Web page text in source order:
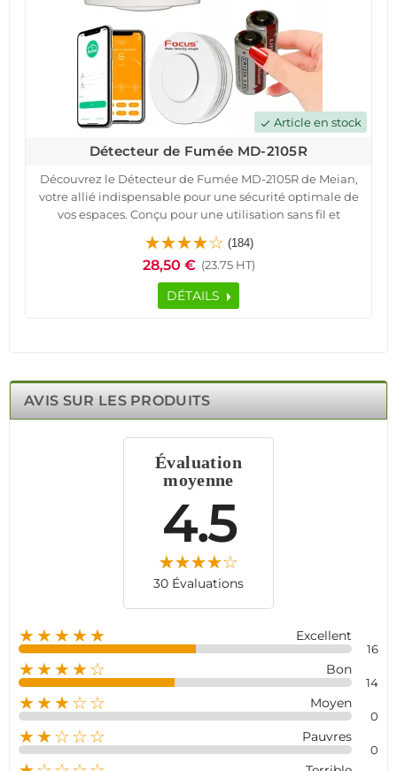
check Article en stock
Détecteur de Fumée MD-2105R
Découvrez le Détecteur de Fumée MD-2105R de Meian,
votre allié indispensable pour une sécurité optimale de
vos espaces. Conçu pour une utilisation sans fil et
connectée, ce dispositif est parfait pour protéger
maisons, appartements, locaux professionnels et bien
plus.Avec une alimentation par batteries Lithium-Ion
garantissant jusqu'à 3 ans d'autonomie, le MD-2105R offre
une couverture complète grâce à sa détection à 360° et
il vous tient informé en temps réel de l'état de votre
sécurité. Fiable et efficace, le détecteur de fumée
(184)
28,50 € (23.75 HT)
DÉTAILS
AVIS SUR LES PRODUITS
Évaluation
moyenne
4.5
30 Évaluations
★★★★★ Excellent
16
★★★★☆ Bon
14
★★★☆☆ Moyen
0
★★☆☆☆ Pauvres
0